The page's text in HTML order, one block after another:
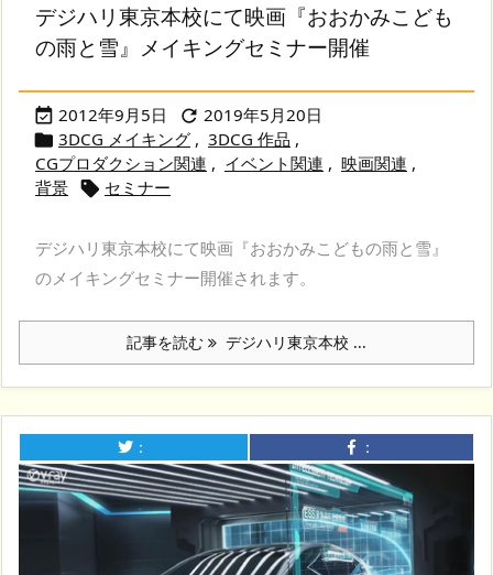
デジハリ東京本校にて映画『おおかみこども
の雨と雪』メイキングセミナー開催
 2012年9月5日  2019年5月20日
 3DCG メイキング , 3DCG 作品 ,
CGプロダクション関連 , イベント関連 , 映画関連 ,
背景  セミナー
デジハリ東京本校にて映画『おおかみこどもの雨と雪』
のメイキングセミナー開催されます。
記事を読む デジハリ東京本校 ...
： ：